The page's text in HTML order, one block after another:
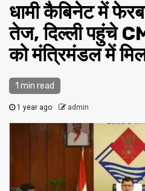
धामी कैबिनेट में
तेज, दिल्ली पहुंचे
को मंत्रिमंडल में
1 min read
1 year ago admin